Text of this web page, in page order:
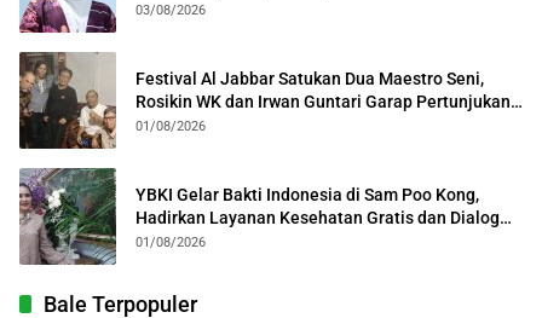
03/08/2026
Festival Al Jabbar Satukan Dua Maestro Seni,
Rosikin WK dan Irwan Guntari Garap Pertunjukan
Kolosal
01/08/2026
YBKI Gelar Bakti Indonesia di Sam Poo Kong,
Hadirkan Layanan Kesehatan Gratis dan Dialog
Kebangsaan
01/08/2026
Bale Terpopuler